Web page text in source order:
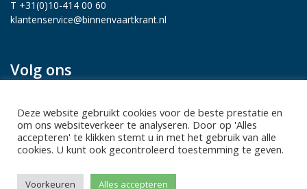
T +31(0)10-414 00 60
klantenservice@binnenvaartkrant.nl
Volg ons
Privacy statement | Sitemap |
Deze website gebruikt cookies voor de beste prestatie en
om ons websiteverkeer te analyseren. Door op 'Alles
accepteren' te klikken stemt u in met het gebruik van alle
cookies. U kunt ook gecontroleerd toestemming te geven.
Voorkeuren Alles accepteren